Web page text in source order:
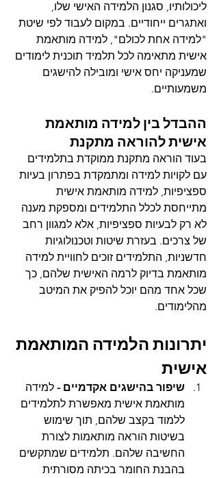
ליכולותיו, סגנון הלמידה האישי שלו,
ואתגרים ייחודיים. במקום לעבוד לפי שיטת
"למידה אחת לכולם", למידה מותאמת
אישית מתאימה לכל תלמיד תוכנית לימודים
שמעניקה יחס אישי ומובילה להישגים
משמעותיים.
ההבדל בין למידה מותאמת
אישית להוראה מתקנת
בעוד הוראה מתקנת ממוקדת בתלמידים
עם לקויות למידה ומתמקדת בפתרון בעיות
ספציפיות, למידה מותאמת אישית
מתייחסת לכלל התלמידים ומספקת מענה
לא רק לבעיות ספציפיות, אלא למגוון רחב
של צרכים. בעזרת שיטות וטכנולוגיות
חדשניות, התלמידים זוכים לחוויית למידה
מותאמת בדיוק לרמה האישית שלהם, כך
שכל אחד מהם יוכל להפיק את המיטב
מהלימודים.
יתרונות הלמידה המותאמת
אישית
שיפור בהישגים אקדמיים - למידה
מותאמת אישית מאפשרת לתלמידים
ללמוד בקצב שלהם, תוך שימוש
בשיטות הוראה מותאמות לצורת
החשיבה שלהם. תלמידים שמתקשים
בהבנת החומר בכיתה מסורתית